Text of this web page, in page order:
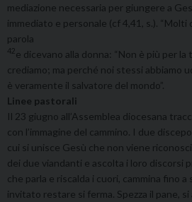
mediazione necessaria per giungere a
immediato e personale (cf 4,41, s.).
parola
42e dicevano alla donna: “Non è più per la
crediamo; ma perché noi stessi abbiamo
è veramente il salvatore del mondo”.
Linee pastorali
Il 23 giugno all’Assemblea diocesana
con l’immagine del cammino. I due
cui si unisce Gesù che non viene
dei due viandanti e ascolta i loro discorsi
che parla e riscalda i cuori, cammina fino
invitato restare si ferma. Spezza il pane,